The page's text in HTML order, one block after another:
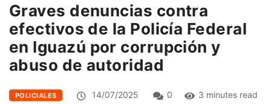
Graves denuncias contra
efectivos de la Policía Federal
en Iguazú por corrupción y
abuso de autoridad
POLICIALES 14/07/2025 0 3 minutes read